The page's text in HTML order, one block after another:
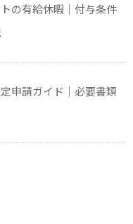
の有給休暇｜付与条件
申請ガイド｜必要書類